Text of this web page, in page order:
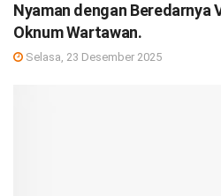
Nyaman dengan Beredarnya
Oknum Wartawan.
Selasa, 23 Desember 2025